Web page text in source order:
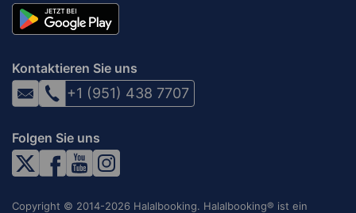
Kontaktieren Sie uns
+1 (951) 438 7707
Folgen Sie uns
Copyright © 2014-2026 Halalbooking. Halalbooking® ist ein